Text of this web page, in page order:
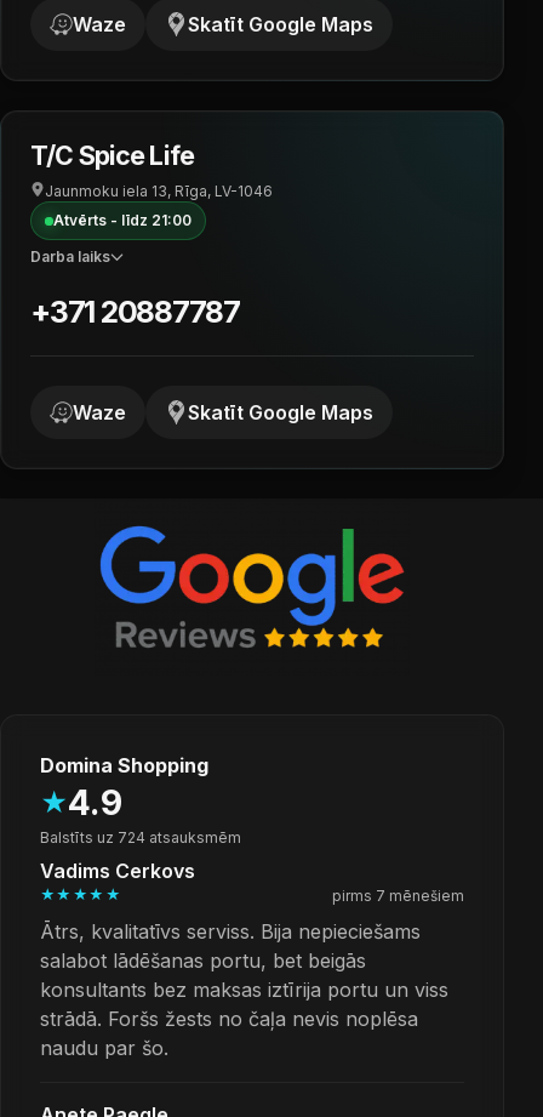
Waze Skatīt Google Maps
T/C Spice Life
Jaunmoku iela 13, Rīga, LV-1046
Atvērts - līdz 21:00
Darba laiks
+371 20887787
Waze Skatīt Google Maps
Domina Shopping
★4.9
Balstīts uz 724 atsauksmēm
Vadims Cerkovs
★★★★★ pirms 7 mēnešiem
Ātrs, kvalitatīvs serviss. Bija nepieciešams
salabot lādēšanas portu, bet beigās
konsultants bez maksas iztīrija portu un viss
strādā. Foršs žests no čaļa nevis noplēsa
naudu par šo.